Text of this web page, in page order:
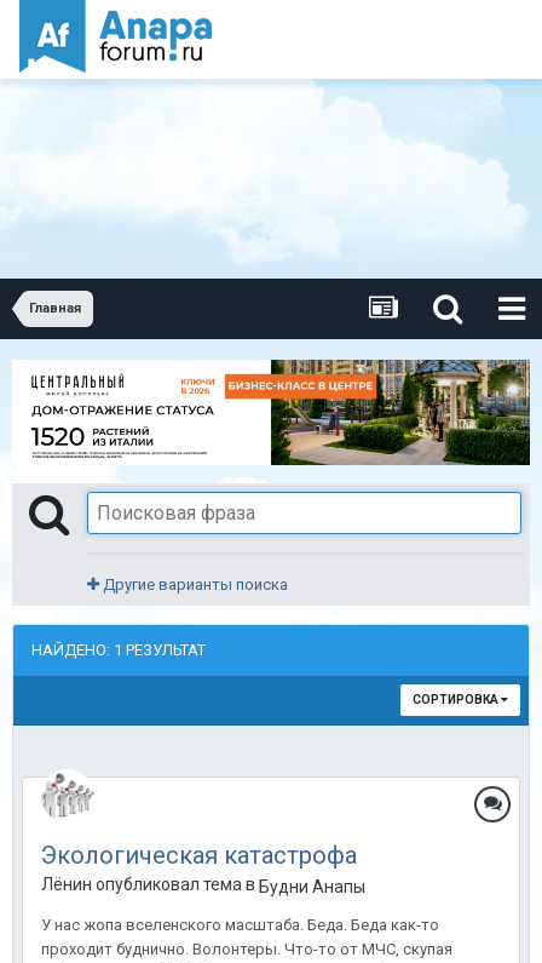
Главная
Другие варианты поиска
НАЙДЕНО: 1 РЕЗУЛЬТАТ
СОРТИРОВКА
Экологическая катастрофа
Лёнин опубликовал тема в Будни Анапы
У нас жопа вселенского масштаба. Беда. Беда как-то
проходит буднично. Волонтеры. Что-то от МЧС, скупая